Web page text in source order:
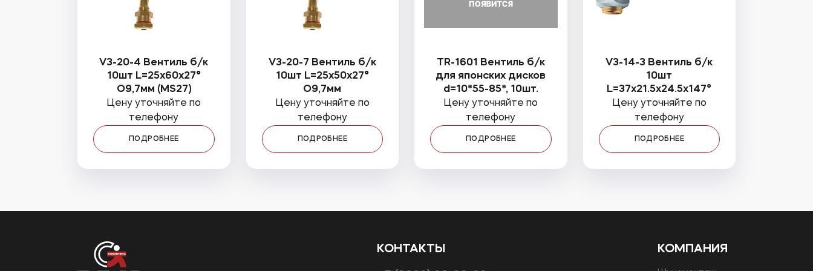
V3-20-4 Вентиль б/к
10шт L=25x60x27°
O9,7мм (MS27)
Цену уточняйте по
телефону
ПОДРОБНЕЕ
V3-20-7 Вентиль б/к
10шт L=25x50x27°
O9,7мм
Цену уточняйте по
телефону
ПОДРОБНЕЕ
TR-1601 Вентиль б/к
для японских дисков
d=10*55-85*, 10шт.
Цену уточняйте по
телефону
ПОДРОБНЕЕ
V3-14-3 Вентиль б/к
10шт
L=37x21.5x24.5x147°
Цену уточняйте по
телефону
ПОДРОБНЕЕ
КОНТАКТЫ КОМПАНИЯ